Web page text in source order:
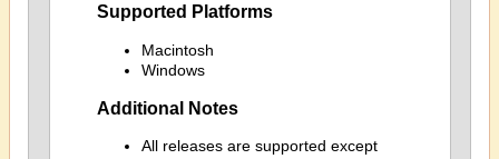
Supported Platforms
Macintosh
Windows
Additional Notes
All releases are supported except